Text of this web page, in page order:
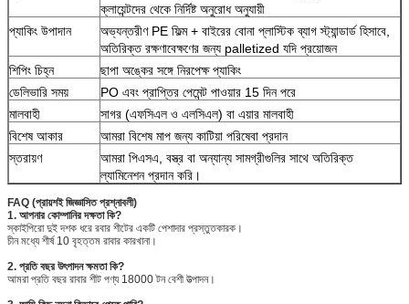
ক্লায়েন্টদের থেকে নির্দিষ্ট অনুরোধ অনুযায়ী
প্যাকিং উপাদান
অভ্যন্তরীণ PE ফিল্ম + বাইরের বোনা প্লাস্টিক ব্যাগ স্ট্যান্ডার্ড হিসাবে,
অতিরিক্ত রক্ষণাবেক্ষণের জন্য palletized যদি প্রয়োজন
শিপিং চিহ্ন
ছাপা অঙ্কের সঙ্গে নিরপেক্ষ প্যাকিং
ডেলিভারি সময়
PO এবং প্রাপ্তির পেমেন্ট পাওয়ার 15 দিন পরে
মালবাহী
সাগর (এফসিএল ও এলসিএল) বা এয়ার মালবাহী
বিশেষ আকার
আমরা বিশেষ মাপ জন্য কাটিয়া পরিষেবা প্রদান
স্তরায়ণ
আমরা পিএসএ, বস্ত্র বা অন্যান্য সামগ্রীগুলির সাথে অতিরিক্ত
ল্যামিনেশন প্রদান করি।
FAQ (প্রায়শই জিজ্ঞাসিত প্রশ্নাবলী)
1. আপনার কোম্পানির দক্ষতা কি?
স্কাইপিরো দুই দশক ধরে রবার শীটের একটি পেশাদার প্রস্তুতকারক।
চীন মধ্যে শীর্ষ 10 বৃহত্তম রাবার কারখানা।
2. প্রতি বছর উৎপাদন ক্ষমতা কি?
আমরা প্রতি বছর রাবার শীট পণ্য 18000 টন বেশী উত্পাদন।